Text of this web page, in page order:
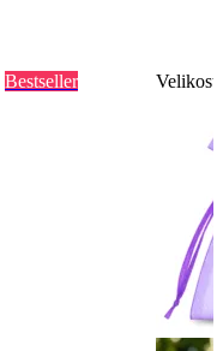
Bestseller